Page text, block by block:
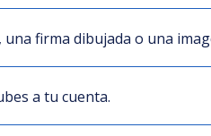
firma dibujada o una
a tu cuenta.